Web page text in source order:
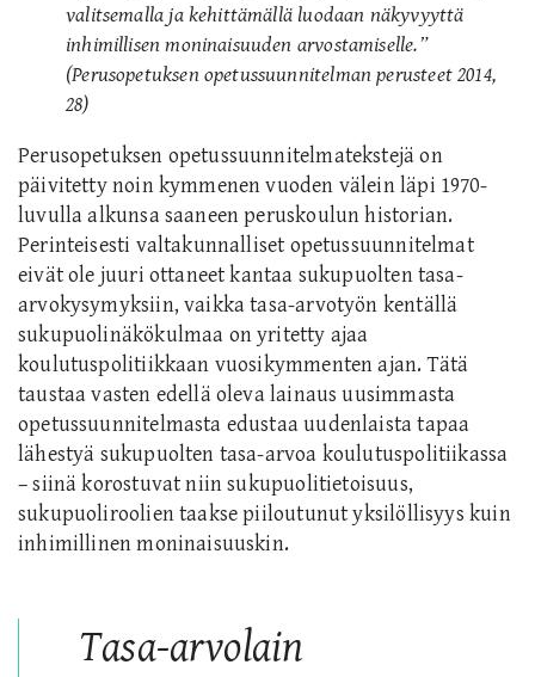
valitsemalla ja kehittämällä luodaan näkyvyyttä
inhimillisen moninaisuuden arvostamiselle.”
(Perusopetuksen opetussuunnitelman perusteet 2014,
28)
Perusopetuksen opetussuunnitelmatekstejä on
päivitetty noin kymmenen vuoden välein läpi 1970-
luvulla alkunsa saaneen peruskoulun historian.
Perinteisesti valtakunnalliset opetussuunnitelmat
eivät ole juuri ottaneet kantaa sukupuolten tasa-
arvokysymyksiin, vaikka tasa-arvotyön kentällä
sukupuolinäkökulmaa on yritetty ajaa
koulutuspolitiikkaan vuosikymmenten ajan. Tätä
taustaa vasten edellä oleva lainaus uusimmasta
opetussuunnitelmasta edustaa uudenlaista tapaa
lähestyä sukupuolten tasa-arvoa koulutuspolitiikassa
– siinä korostuvat niin sukupuolitietoisuus,
sukupuoliroolien taakse piiloutunut yksilöllisyys kuin
inhimillinen moninaisuuskin.
Tasa-arvolain